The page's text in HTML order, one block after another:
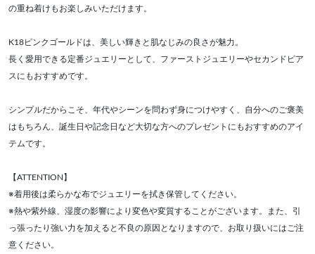
の重ね着けもお楽しみいただけます。
K18ピンクゴールドは、美しい輝きと肌なじみの良さが魅力。
長く愛用できる定番ジュエリーとして、ファーストジュエリーやセカンドピア
スにもおすすめです。
シンプルだからこそ、年代やシーンを問わず身につけやすく、自分へのご褒美
はもちろん、誕生日や記念日など大切な方へのプレゼントにもおすすめのアイ
テムです。
【ATTENTION】
※着用後は柔らかな布でジュエリーを拭き保管してください。
※熱や紫外線、湿度の影響により変色や変質することがございます。また、引
っ張ったり強い力を加えると不良の原因となりますので、お取り扱いにはご注
意ください。